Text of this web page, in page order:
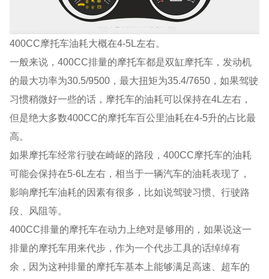
400CC摩托车油耗大概在4-5L左右。
一般来说，400CC排量的摩托车都是双缸摩托车，发动机
的最大功率为30.5/9500，最大扭矩为35.4/7650，如果驾驶
习惯稍微好一些的话，摩托车的油耗可以保持在4L左右，
但是绝大多数400CC的摩托车百公里油耗在4-5升的占比最
高。
如果摩托车经常行驶在崎岖的路段，400CC摩托车的油耗
可能会保持在5-6L左右，相当于一辆汽车的油耗表现了，
影响摩托车油耗的因素有很多，比如说驾驶习惯、行驶路
段、风阻等。
400CC排量的摩托车在动力上绝对是够用的，如果说这一
排量的摩托车用来代步，作为一个代步工具的话绰绰有
余，因为这种排量的摩托车基本上能够满足高速、超车的